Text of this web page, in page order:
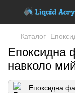
Каталог
Епоксидна
навколо
Епоксидна